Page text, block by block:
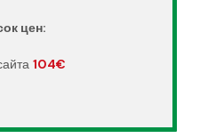
цен:
104€